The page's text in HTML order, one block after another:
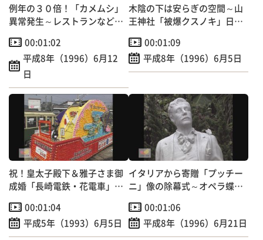
例年の３０倍！「カメムシ」
異常発生～レストランなどに
00:01:02
平成8年（1996）6月12
日
木陰の下は安らぎの空間～山
王神社「被爆クスノキ」日本
00:01:09
平成8年（1996）6月5日
祝！皇太子殿下＆雅子さま御
成婚「長崎電鉄・花電車」走
00:01:04
平成5年（1993）6月5日
イタリアから寄贈「プッチー
ニ」像の除幕式～オペラ蝶々
00:01:06
平成8年（1996）6月21日